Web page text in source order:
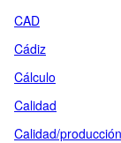
CAD
Cádiz
Cálculo
Calidad
Calidad/producción